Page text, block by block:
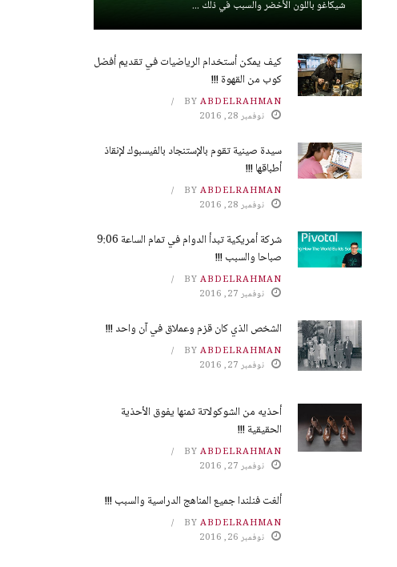
شيكاغو باللون الأخضر والسبب في ذلك ...
كيف يمكن أستخدام الرياضيات في تقديم أفضل
كوب من القهوة !!!
BY ABDELRAHMAN
نوفمبر 28, 2016
سيدة صينية تقوم بالإستنجاد بالفيسبوك لإنقاذ
أطباقها !!!
BY ABDELRAHMAN
نوفمبر 28, 2016
شركة أمريكية تبدأ الدوام في تمام الساعة 9:06
صباحا والسبب !!!
BY ABDELRAHMAN
نوفمبر 27, 2016
الشخص الذي كان قزم وعملاق في آن واحد !!!
BY ABDELRAHMAN
نوفمبر 27, 2016
أحذيه من الشوكولاتة ثمنها يفوق الأحذية
الحقيقية !!!
BY ABDELRAHMAN
نوفمبر 27, 2016
ألغت فنلندا جميع المناهج الدراسية والسبب !!!
BY ABDELRAHMAN
نوفمبر 26, 2016